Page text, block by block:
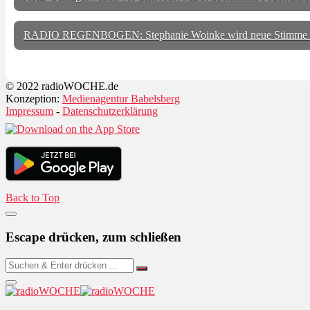
RADIO REGENBOGEN: Stephanie Woinke wird neue Stimme
© 2022 radioWOCHE.de
Konzeption: Medienagentur Babelsberg
Impressum - Datenschutzerklärung
Back to Top
Escape drücken, zum schließen